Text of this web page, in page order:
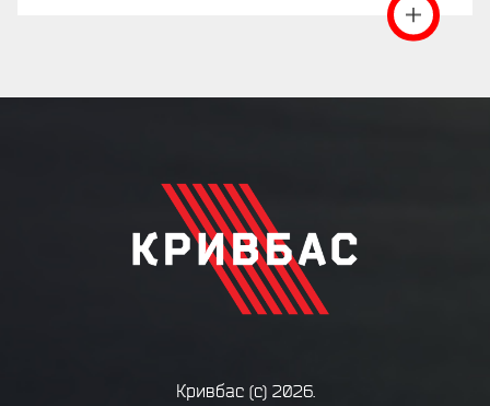
Кривбас(с) 2026.